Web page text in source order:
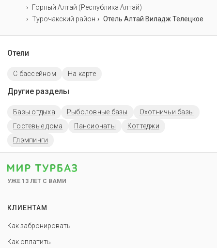
Горный Алтай (Республика Алтай)
Турочакский район
Отель Алтай Виладж Телецкое
Отели
С бассейном На карте
Другие разделы
Базы отдыха Рыболовные базы
Охотничьи базы
Гостевые дома
Пансионаты
Коттеджи
Глэмпинги
УЖЕ 13 ЛЕТ С ВАМИ
КЛИЕНТАМ
Как забронировать
Как оплатить